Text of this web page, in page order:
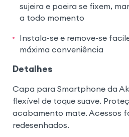
sujeira e poeira se fixem,
a todo momento
Instala-se e remove-se
máxima conveniência
Detalhes
Capa para Smartphone da
flexível de toque suave.
acabamento mate. Acessos
redesenhados.